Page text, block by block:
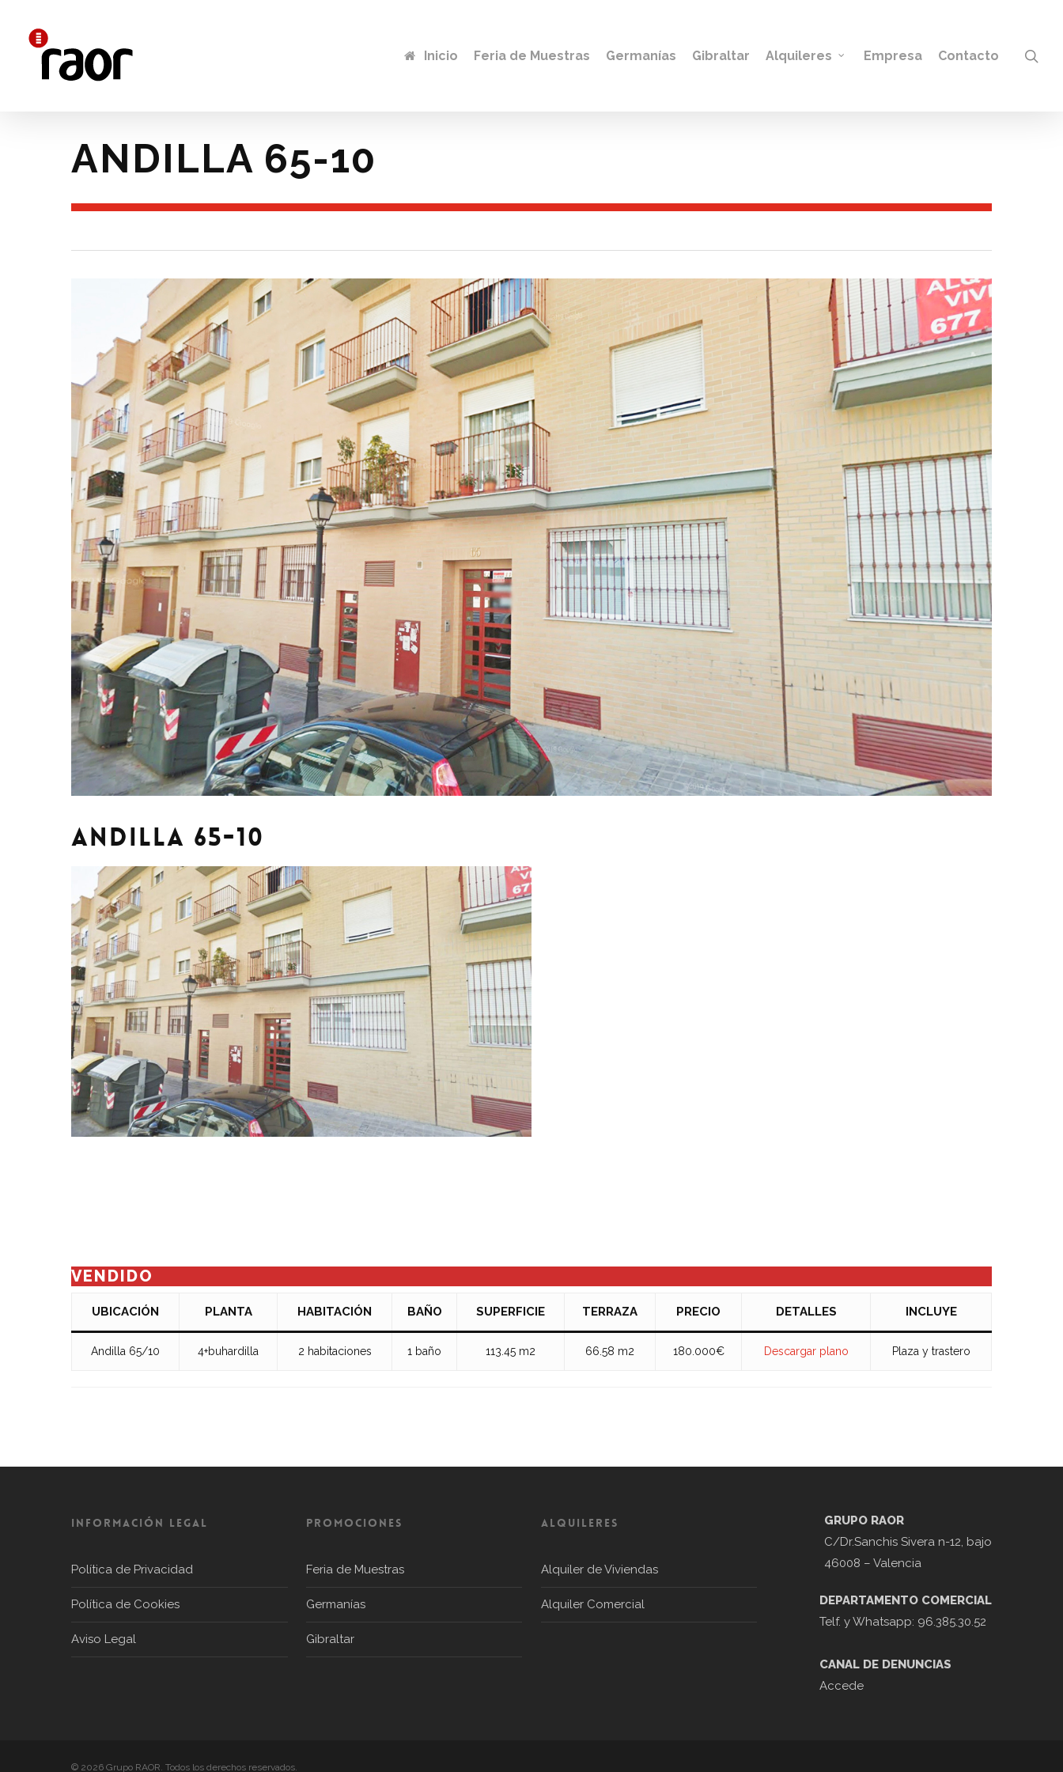
Inicio Feria de Muestras Germanías Gibraltar Alquileres Empresa Contacto
ANDILLA 65-10
ANDILLA 65-10
VENDIDO
UBICACIÓN PLANTA HABITACIÓN BAÑO SUPERFICIE TERRAZA PRECIO DETALLES INCLUYE
Andilla 65/10 4+buhardilla 2 habitaciones 1 baño 113.45 m2 66.58 m2 180.000€ Descargar plano Plaza y trastero
Información Legal
Política de Privacidad
Política de Cookies
Aviso Legal
PROMOCIONES
Feria de Muestras
Germanías
Gibraltar
ALQUILERES
Alquiler de Viviendas
Alquiler Comercial
GRUPO RAOR
C/Dr.Sanchis Sivera n-12, bajo
46008 – Valencia
DEPARTAMENTO COMERCIAL
Telf. y Whatsapp: 96.385.30.52
CANAL DE DENUNCIAS
Accede
© 2026 Grupo RAOR. Todos los derechos reservados.